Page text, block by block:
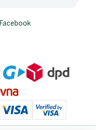
Facebook